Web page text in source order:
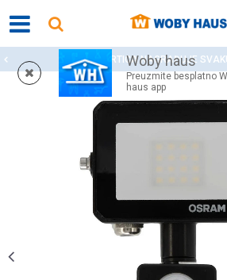
Woby haus
Preuzmite besplatno
haus app
WOBY KARTICA NAGRAĐUJE